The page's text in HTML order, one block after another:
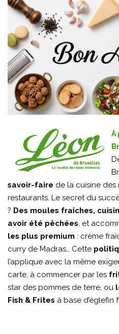
À
savoir-faire de la cuisine des
restaurants. Le secret du
? Des moules fraîches,
avoir été pêchées, et
les plus premium : crème
curry de Madras… Cette
l’applique avec la même
carte, à commencer par les
star des pommes de terre, ou
Fish & Frites à base d’églefin